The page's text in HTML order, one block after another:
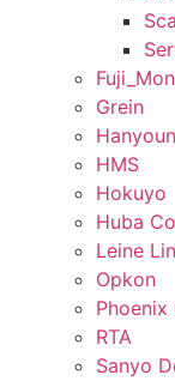
Grein
HMS
Hokuyo
Huba
Leine
Opkon
RTA
Sanyo